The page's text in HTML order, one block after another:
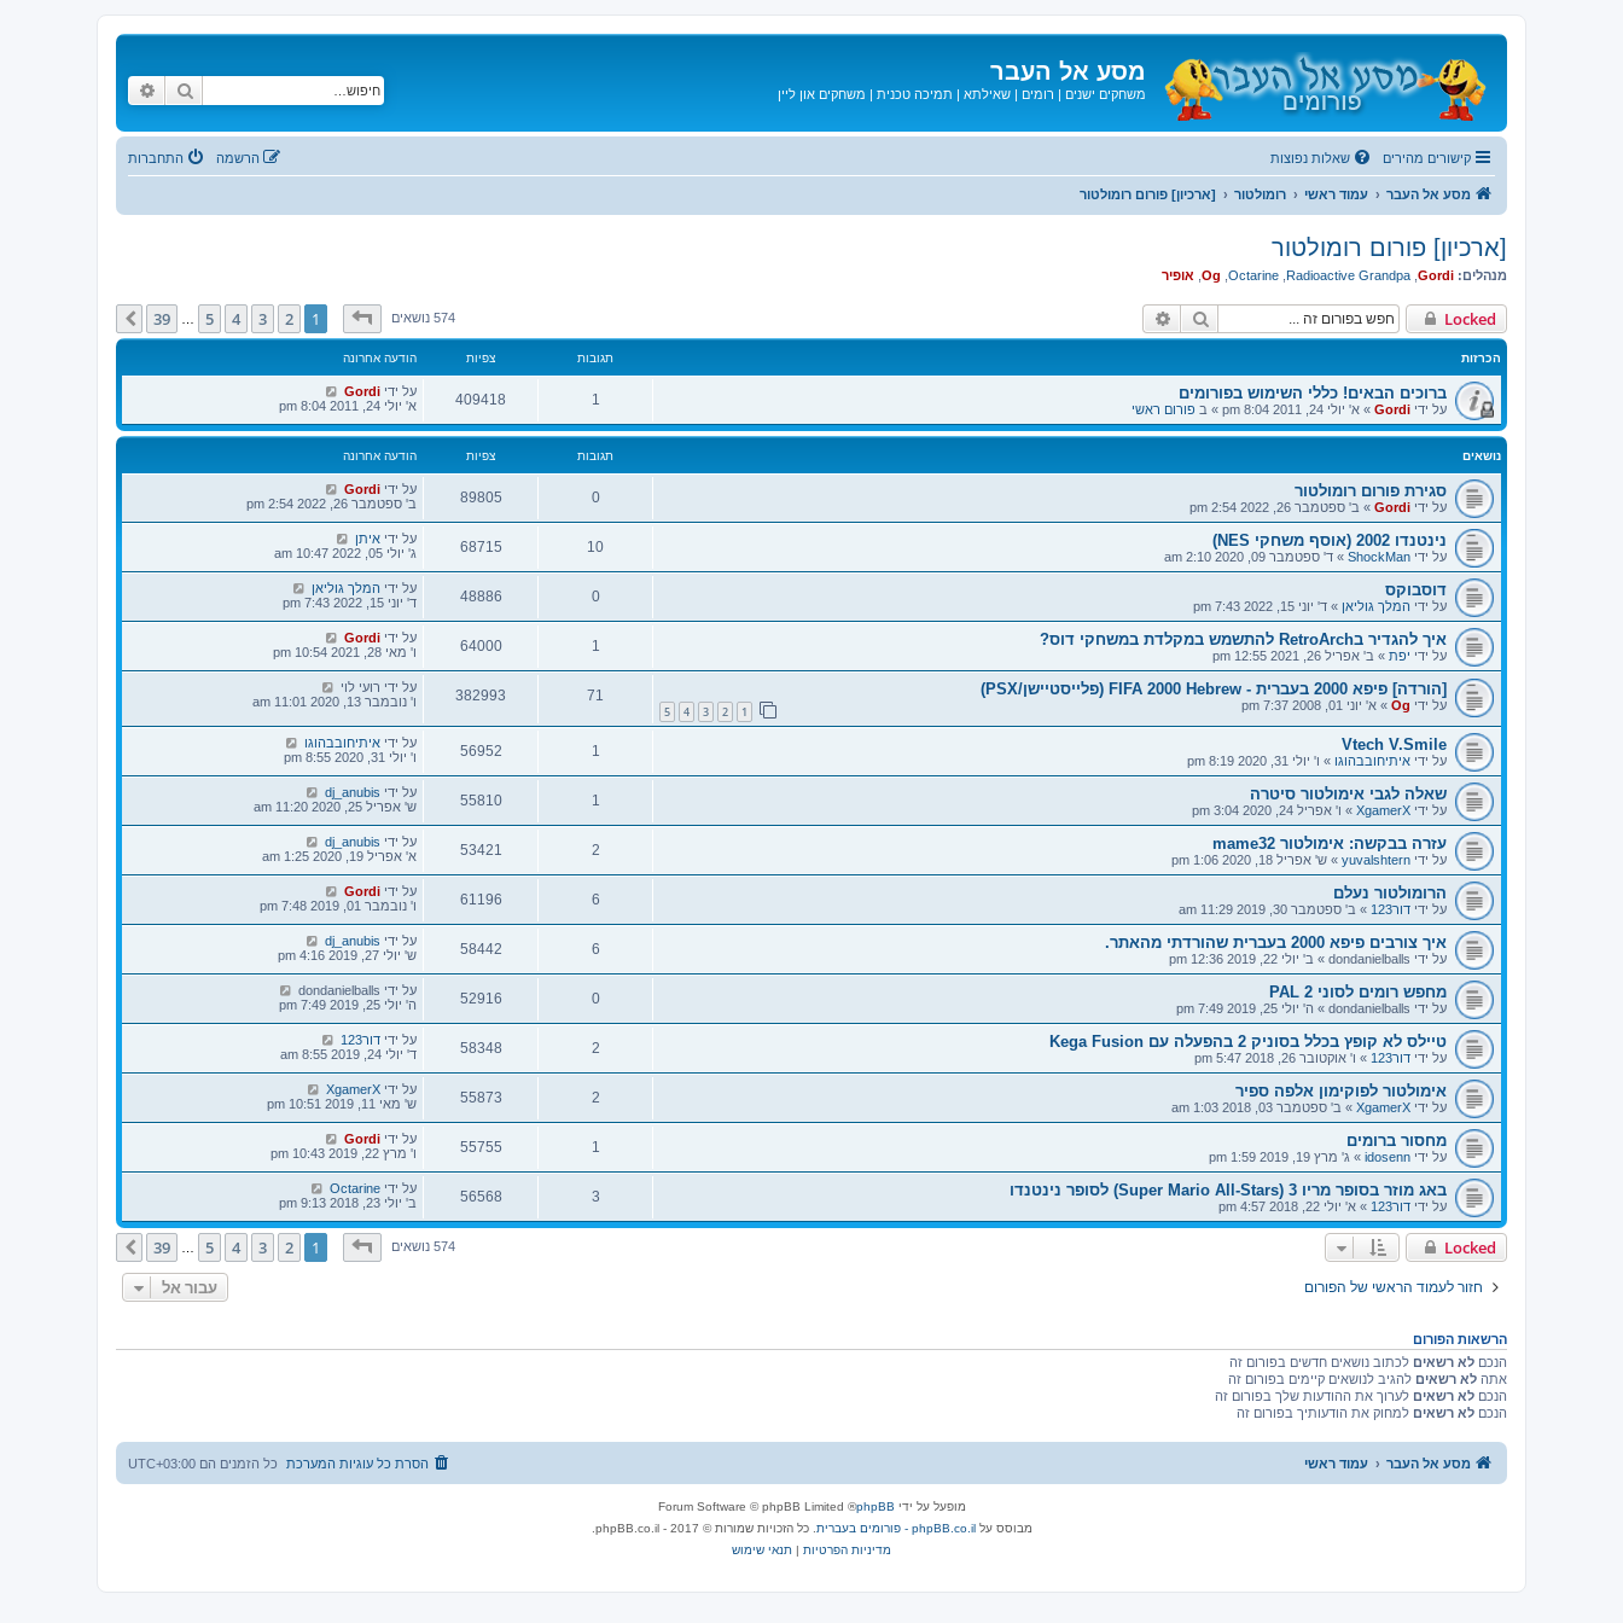
מסע אל העבר
משחקים ישנים | רומים | שאילתא | תמיכה טכנית | משחקים און ליין חיפוש
קישורים מהירים שאלות נפוצות התחברות הרשמה
מסע אל העבר עמוד ראשי רומולטור [ארכיון] פורום רומולטור
[ארכיון] פורום רומולטור
מנהלים: Gordi
Radioactive Grandpa
Octarine
Og אופיר
Locked חיפוש 574 נושאיםדף1מתוך39
1
2
3
4
5
39 הבא
הכרזות תגובות צפיות הודעה אחרונה
ברוכים הבאים! כללי השימוש בפורומים
על ידי Gordi
» א' יולי 24, 2011 8:04 pm » ב פורום ראשי
1
409418 על ידי Gordi
א' יולי 24, 2011 8:04 pm
נושאים תגובות צפיות הודעה אחרונה
סגירת פורום רומולטור
על ידי Gordi
» ב' ספטמבר 26, 2022 2:54 pm
0
89805 על ידי Gordi
ב' ספטמבר 26, 2022 2:54 pm
נינטנדו 2002 (אוסף משחקי NES)
על ידי ShockMan
» ד' ספטמבר 09, 2020 2:10 am
10
68715 על ידי איתן
ג' יולי 05, 2022 10:47 am
דוסבוקס
על ידי המלך גוליאן » ד' יוני 15, 2022 7:43 pm
0
48886 על ידי המלך גוליאן
ד' יוני 15, 2022 7:43 pm
איך להגדיר בRetroArch להתשמש במקלדת במשחקי דוס?
על ידי יפת » ב' אפריל 26, 2021 12:55 pm
1
64000 על ידי Gordi
ו' מאי 28, 2021 10:54 pm
[הורדה] פיפא 2000 בעברית - FIFA 2000 Hebrew (פלייסטיישן/PSX)
על ידי Og
» א' יוני 01, 2008 7:37 pm 1
2
3
4
5
71
382993 על ידי רועי לוי
ו' נובמבר 13, 2020 11:01 am
Vtech V.Smile
על ידי איתיחובבהוגו » ו' יולי 31, 2020 8:19 pm
1
56952 על ידי איתיחובבהוגו
ו' יולי 31, 2020 8:55 pm
שאלה לגבי אימולטור סיטרה
על ידי XgamerX
» ו' אפריל 24, 2020 3:04 pm
1
55810 על ידי dj_anubis
ש' אפריל 25, 2020 11:20 am
עזרה בבקשה: אימולטור mame32
על ידי yuvalshtern
» ש' אפריל 18, 2020 1:06 pm
2
53421 על ידי dj_anubis
א' אפריל 19, 2020 1:25 am
הרומולטור נעלם
על ידי דור123 » ב' ספטמבר 30, 2019 11:29 am
6
61196 על ידי Gordi
ו' נובמבר 01, 2019 7:48 pm
איך צורבים פיפא 2000 בעברית שהורדתי מהאתר.
על ידי dondanielballs
» ב' יולי 22, 2019 12:36 pm
6
58442 על ידי dj_anubis
ש' יולי 27, 2019 4:16 pm
מחפש רומים לסוני 2 PAL
על ידי dondanielballs
» ה' יולי 25, 2019 7:49 pm
0
52916 על ידי dondanielballs
ה' יולי 25, 2019 7:49 pm
טיילס לא קופץ בכלל בסוניק 2 בהפעלה עם Kega Fusion
על ידי דור123 » ו' אוקטובר 26, 2018 5:47 pm
2
58348 על ידי דור123
ד' יולי 24, 2019 8:55 am
אימולטור לפוקימון אלפה ספיר
על ידי XgamerX
» ב' ספטמבר 03, 2018 1:03 am
2
55873 על ידי XgamerX
ש' מאי 11, 2019 10:51 pm
מחסור ברומים
על ידי idosenn
» ג' מרץ 19, 2019 1:59 pm
1
55755 על ידי Gordi
ו' מרץ 22, 2019 10:43 pm
באג מוזר בסופר מריו 3 (Super Mario All-Stars) לסופר נינטנדו
על ידי דור123 » א' יולי 22, 2018 4:57 pm
3
56568 על ידי Octarine
ב' יולי 23, 2018 9:13 pm
Locked 574 נושאיםדף1מתוך39
1
2
3
4
5
39 הבא
חזור לעמוד הראשי של הפורום עבור אל
הרשאות הפורום
הנכם לא רשאים לכתוב נושאים חדשים בפורום זה
אתה לא רשאים להגיב לנושאים קיימים בפורום זה
הנכם לא רשאים לערוך את ההודעות שלך בפורום זה
הנכם לא רשאים למחוק את הודעותיך בפורום זה
מסע אל העבר עמוד ראשי כל הזמנים הם UTC+03:00 הסרת כל עוגיות המערכת
מופעל על ידי phpBB
® Forum Software © phpBB Limited
מבוסס עלphpBB.co.il - פורומים בעברית
. כל הזכויות שמורות © 2017 - phpBB.co.il.
מדיניות הפרטיות | תנאי שימוש